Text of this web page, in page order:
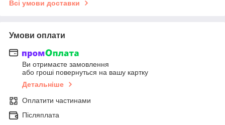
Всі умови доставки
Умови оплати
Ви отримаєте замовлення
або гроші повернуться на вашу картку
Детальніше
Оплатити частинами
Післяплата